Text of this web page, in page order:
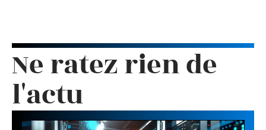
Ne ratez rien de
l'actu